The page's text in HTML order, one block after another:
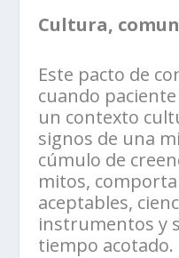
Cultura,
Este pacto de
cuando
un contexto
signos de una
cúmulo de
mitos,
aceptables,
instrumentos y
tiempo acotado.